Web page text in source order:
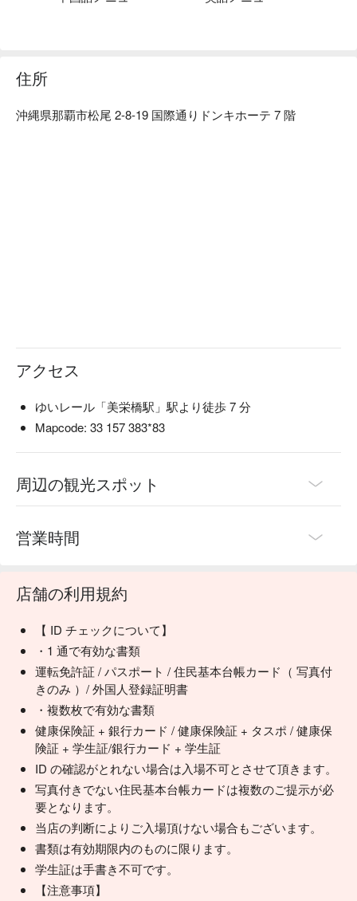
【口コミ】毎月、全国で活躍するアーティストが集結！ジャ
住所
沖縄県那覇市松尾 2-8-19 国際通りドンキホーテ 7 階
アクセス
ゆいレール「美栄橋駅」駅より徒歩 7 分
Mapcode: 33 157 383*83
周辺の観光スポット
営業時間
店舗の利用規約
【 ID チェックについて】
・1 通で有効な書類
運転免許証 / パスポート / 住民基本台帳カード（ 写真付
きのみ ）/ 外国人登録証明書
・複数枚で有効な書類
健康保険証 + 銀行カード / 健康保険証 + タスポ / 健康保
険証 + 学生証/銀行カード + 学生証
ID の確認がとれない場合は入場不可とさせて頂きます。
写真付きでない住民基本台帳カードは複数のご提示が必
要となります。
当店の判断によりご入場頂けない場合もございます。
書類は有効期限内のものに限ります。
学生証は手書き不可です。
【注意事項】